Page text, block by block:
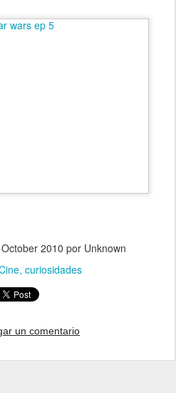
2010 por Unknown
curiosidades
un comentario